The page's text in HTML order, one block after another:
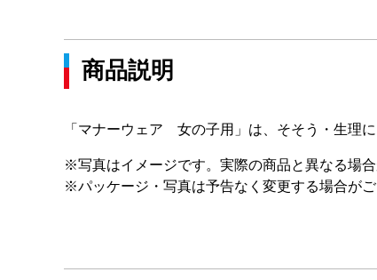
商品説明
「マナーウェア 女の子用」は、そそう・生理
※写真はイメージです。実際の商品と異なる場合
※パッケージ・写真は予告なく変更する場合がご